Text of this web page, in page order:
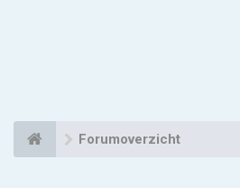
Forumoverzicht